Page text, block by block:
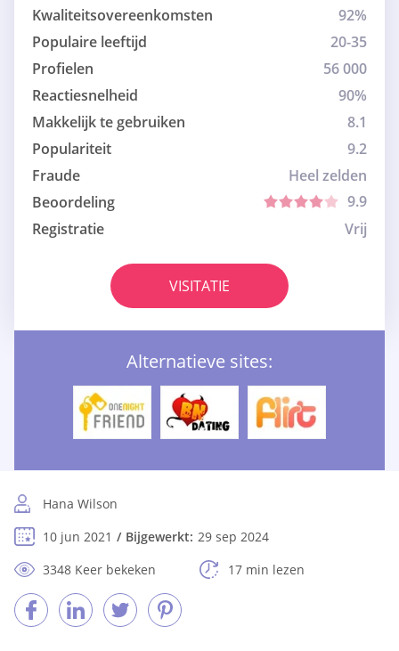
Kwaliteitsovereenkomsten
92%
Populaire leeftijd
20-35
Profielen
56 000
Reactiesnelheid
90%
Makkelijk te gebruiken
8.1
Populariteit
9.2
Fraude
Heel zelden
Beoordeling
9.9
Registratie
Vrij
VISITATIE
Alternatieve sites:
Hana Wilson
10 jun 2021
Bijgewerkt: 29 sep 2024
3348 Keer bekeken
17 min lezen